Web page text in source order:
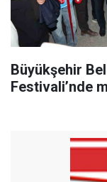
Büyükşehir
Festivali’nde